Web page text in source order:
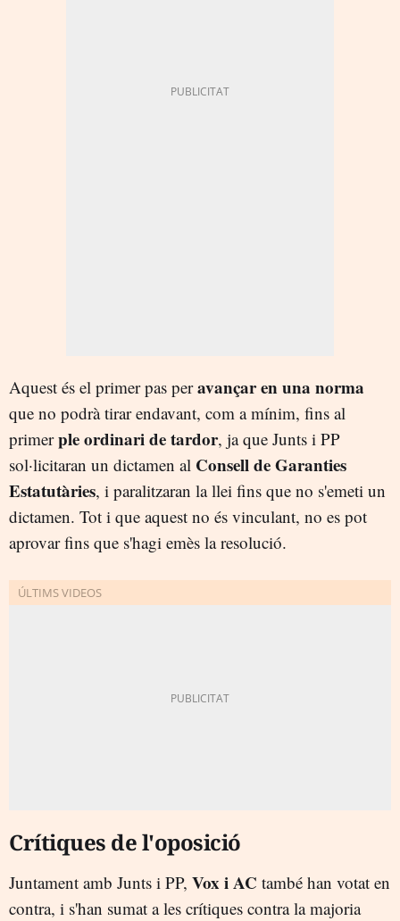
Aquest és el primer pas peravançar en una norma
que no podrà tirar endavant, com a mínim, fins al
primerple ordinari de tardor, ja que Junts i PP
sol·licitaran un dictamen al Consell de Garanties
Estatutàries, i paralitzaran la llei fins que no s'emeti un
dictamen. Tot i que aquest no és vinculant, no es pot
aprovar fins que s'hagi emès la resolució.
Crítiques de l'oposició
Juntament amb Junts i PP, Vox i AC també han votat en
contra, i s'han sumat a les crítiques contra la majoria